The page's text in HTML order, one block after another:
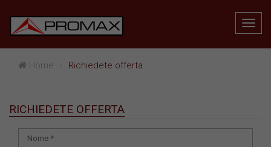
Home Richiedete offerta
RICHIEDETE OFFERTA